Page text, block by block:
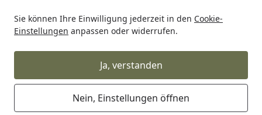
Sie können Ihre Einwilligung jederzeit in den Cookie-
Einstellungen anpassen oder widerrufen.
Ja, verstanden
Nein, Einstellungen öffnen
Startseite
Messner Teichpumpen Energiesparpumpen
Messner Energiesparpumpen
Ihre Artikelübersicht
Kategorien